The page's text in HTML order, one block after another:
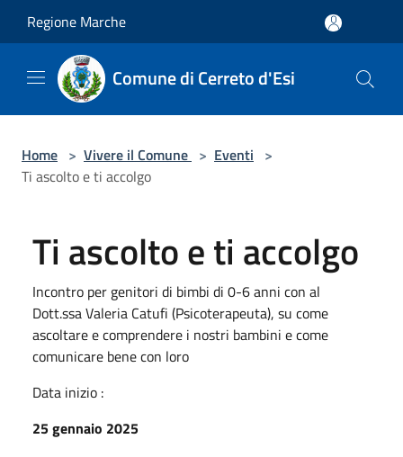
Regione Marche
Comune di Cerreto d'Esi
Home > Vivere il Comune > Eventi >
Ti ascolto e ti accolgo
Ti ascolto e ti accolgo
Incontro per genitori di bimbi di 0-6 anni con al
Dott.ssa Valeria Catufi (Psicoterapeuta), su come
ascoltare e comprendere i nostri bambini e come
comunicare bene con loro
Data inizio :
25 gennaio 2025